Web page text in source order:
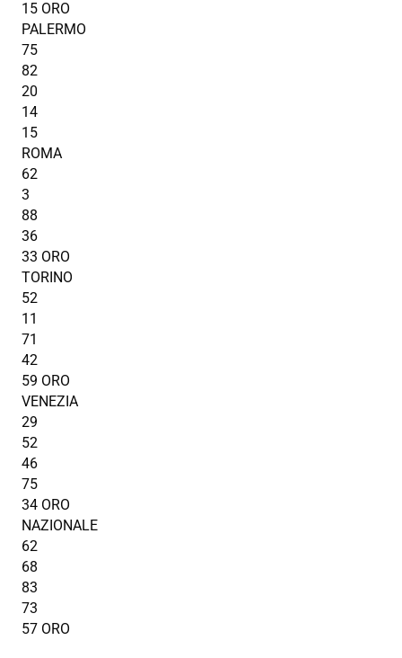
15 ORO
PALERMO
75
82
20
14
15
ROMA
62
3
88
36
33 ORO
TORINO
52
11
71
42
59 ORO
VENEZIA
29
52
46
75
34 ORO
NAZIONALE
62
68
83
73
57 ORO